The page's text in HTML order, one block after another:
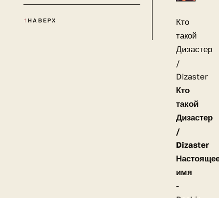
НАВЕРХ
Кто
такой
Дизастер
/
Dizaster
Кто
такой
Дизастер
/
Dizaster
имя
-